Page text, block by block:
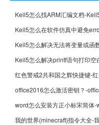
Keil5怎么找ARM汇编文档-
红色警戒2共和国之辉快捷键-
office2016怎么激活密钥？-
word怎么安装方正小标宋简体
我的世界(minecraft)指令大全-